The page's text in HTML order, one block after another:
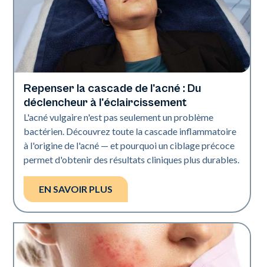
Santé de la peau
Repenser la cascade de l'acné : Du
déclencheur à l'éclaircissement
L'acné vulgaire n'est pas seulement un problème
bactérien. Découvrez toute la cascade inflammatoire
à l'origine de l'acné — et pourquoi un ciblage précoce
permet d'obtenir des résultats cliniques plus durables.
EN SAVOIR PLUS